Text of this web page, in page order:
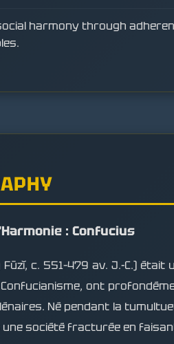
harmony through
: Confucius
Fūzǐ, c. 551–479 av. J.-C.)
ont
Né pendant la
une société fracturée en